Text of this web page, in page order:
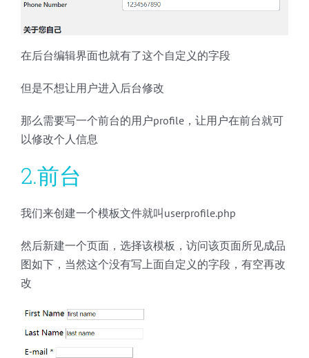
在后台编辑界面也就有了这个自定义的字段
但是不想让用户进入后台修改
那么需要写一个前台的用户profile，让用户在前台就可
以修改个人信息
2.前台
我们来创建一个模板文件就叫userprofile.php
然后新建一个页面，选择该模板，访问该页面所见成品
图如下，当然这个没有写上面自定义的字段，有空再改
改